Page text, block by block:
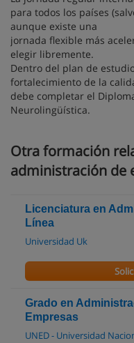
para todos los países
aunque existe una
jornada flexible más
elegir libremente.
Dentro del plan de
fortalecimiento de la
debe completar el
Neurolingüística.
Otra formación
administración de
Licenciatura en
Línea
Universidad Uk
Grado en
Empresas
UNED - Universidad